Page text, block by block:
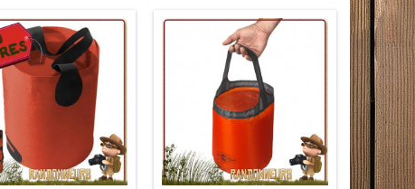
avec une
en forme qui peut
de raclette
biodégradable liquide Care
Plus pour toutes
applications de lavage en
voyage et randonnée
légère